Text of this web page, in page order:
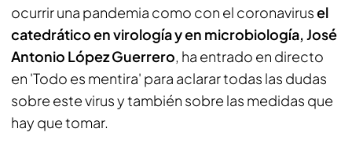
ocurrir una pandemia como con el coronavirusel
catedrático en virología y en microbiología, José
Antonio López Guerrero, ha entrado en directo
en 'Todo es mentira' para aclarar todas las dudas
sobre este virus y también sobre las medidas que
hay que tomar.